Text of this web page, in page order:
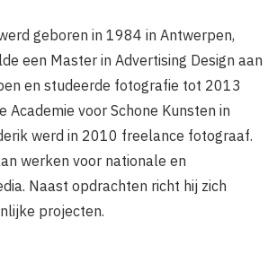
geboren in 1984 in Antwerpen,
een Master in Advertising Design aan
en studeerde fotografie tot 2013
Academie voor Schone Kunsten in
werd in 2010 freelance fotograaf.
werken voor nationale en
Naast opdrachten richt hij zich
projecten.